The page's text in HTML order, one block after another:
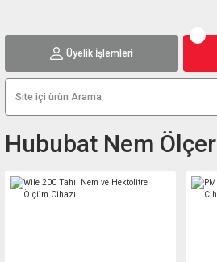
Üyelik İşlemleri
Hububat Nem Ölçer